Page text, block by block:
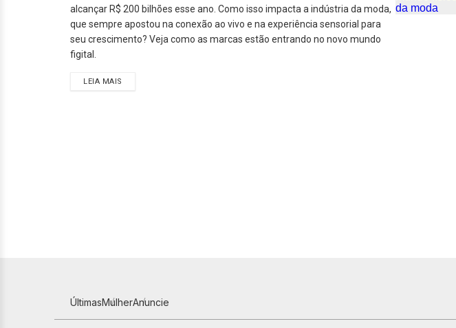
alcançar R$ 200 bilhões esse ano. Como isso impacta a indústria da moda,
que sempre apostou na conexão ao vivo e na experiência sensorial para
seu crescimento? Veja como as marcas estão entrando no novo mundo
figital.
LEIA MAIS
ÚltimasMulherAnuncie